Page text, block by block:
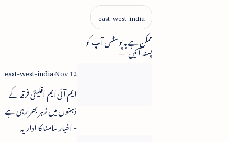
ممکن ہے یہ پوسٹس آپ کو
پسند آئیں
ایم آئی ایم اقلیتی فرقہ کے
ذہنوں میں زہر بھر رہی ہے
- اخبار سامنا کا اداریہ